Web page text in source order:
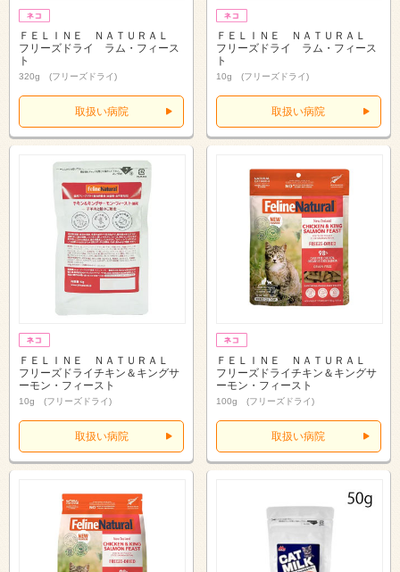
ＦＥＬＩＮＥ ＮＡＴＵＲＡＬ
フリーズドライ ラム・フィース
ト
320g (フリーズドライ)
取扱い病院
ＦＥＬＩＮＥ ＮＡＴＵＲＡＬ
フリーズドライ ラム・フィース
ト
10g (フリーズドライ)
取扱い病院
ＦＥＬＩＮＥ ＮＡＴＵＲＡＬ
フリーズドライチキン＆キングサ
ーモン・フィースト
10g (フリーズドライ)
取扱い病院
ＦＥＬＩＮＥ ＮＡＴＵＲＡＬ
フリーズドライチキン＆キングサ
ーモン・フィースト
100g (フリーズドライ)
取扱い病院